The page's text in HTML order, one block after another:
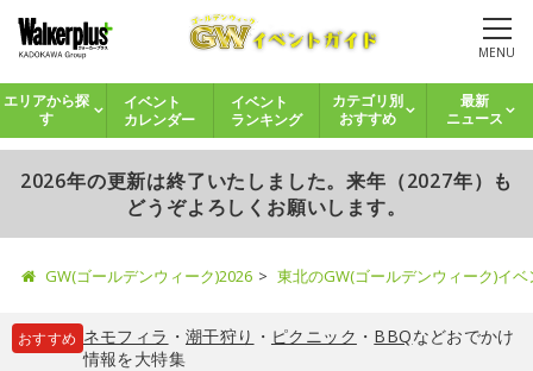
MENU
エリアから探
す
イベント
カレンダー
イベント
ランキング
カテゴリ別
おすすめ
最新
ニュース
2026年の更新は終了いたしました。来年（2027年）も
どうぞよろしくお願いします。
GW(ゴールデンウィーク)2026 東北のGW(ゴールデンウィーク)イ
おすすめ ネモフィラ ・ 潮干狩り ・ ピクニック ・ BBQなどおでかけ
情報を大特集